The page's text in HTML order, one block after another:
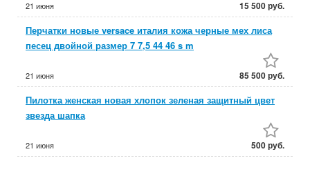
21 июня 15 500 руб.
Перчатки новые versace италия кожа черные мех лиса
песец двойной размер 7 7,5 44 46 s m
21 июня 85 500 руб.
Пилотка женская новая хлопок зеленая защитный цвет
звезда шапка
21 июня 500 руб.